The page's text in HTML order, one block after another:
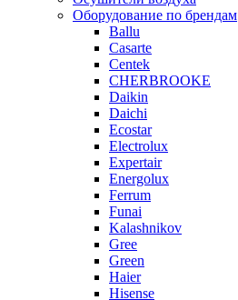
Оборудование по брендам
Ballu
Casarte
Centek
CHERBROOKE
Daikin
Daichi
Ecostar
Electrolux
Expertair
Energolux
Ferrum
Funai
Kalashnikov
Gree
Grеen
Haier
Hisense